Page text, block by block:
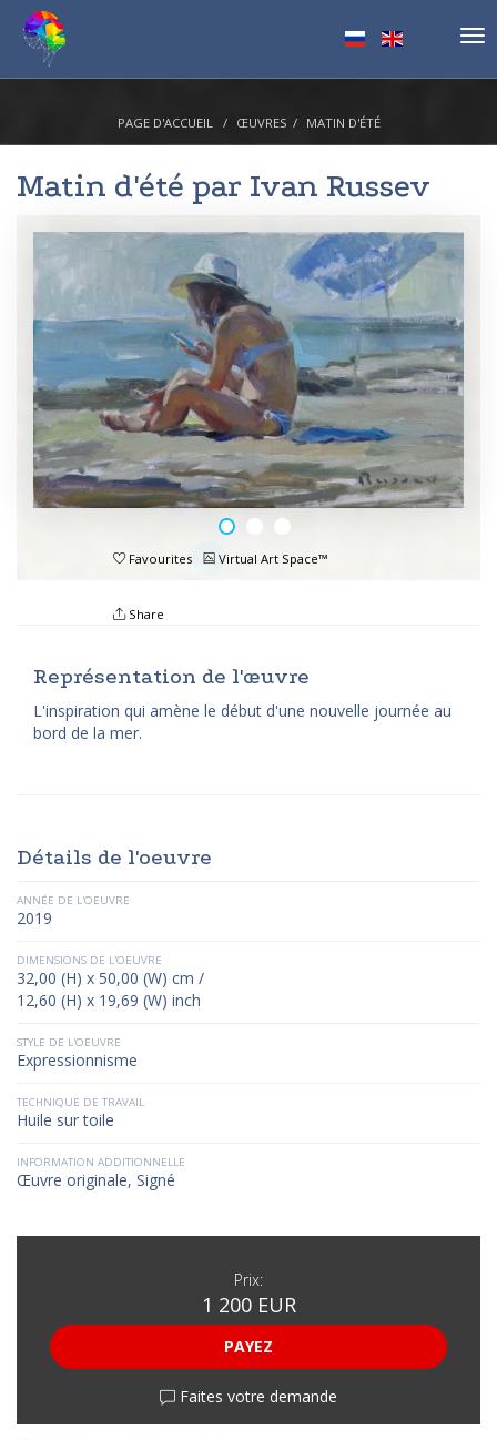
PAGE D'ACCUEIL ŒUVRES MATIN D'ÉTÉ
Matin d'été par Ivan Russev
Favourites Virtual Art Space™
Share
Représentation de l'œuvre
L'inspiration qui amène le début d'une nouvelle journée au
bord de la mer.
Détails de l'oeuvre
ANNÉE DE L'OEUVRE
2019
DIMENSIONS DE L'OEUVRE
32,00 (H) x 50,00 (W) cm /
12,60 (H) x 19,69 (W) inch
STYLE DE L'OEUVRE
Expressionnisme
TECHNIQUE DE TRAVAIL
Huile sur toile
INFORMATION ADDITIONNELLE
Œuvre originale, Signé
Prix:
1 200 EUR
PAYEZ
Faites votre demande